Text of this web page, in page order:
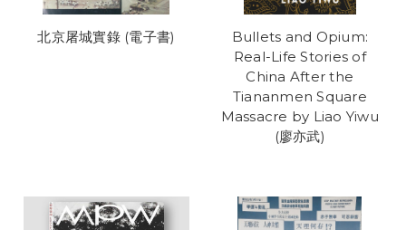
北京屠城實錄 (電子書)
Bullets and Opium:
Real-Life Stories of
China After the
Tiananmen Square
Massacre by Liao Yiwu
(廖亦武)